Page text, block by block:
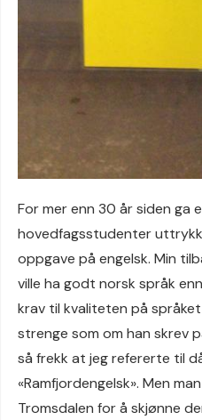
For mer enn 30 år siden ga
hovedfagsstudenter
oppgave på engelsk. Min
ville ha godt norsk språk
krav til kvaliteten på
strenge som om han skrev
så frekk at jeg refererte til
«Ramfjordengelsk». Men
Tromsdalen for å skjønne